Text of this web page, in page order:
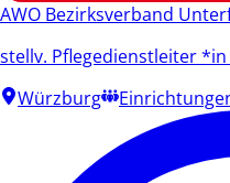
AWO Bezirksverband
stellv. Pflegedienstleiter
Würzburg